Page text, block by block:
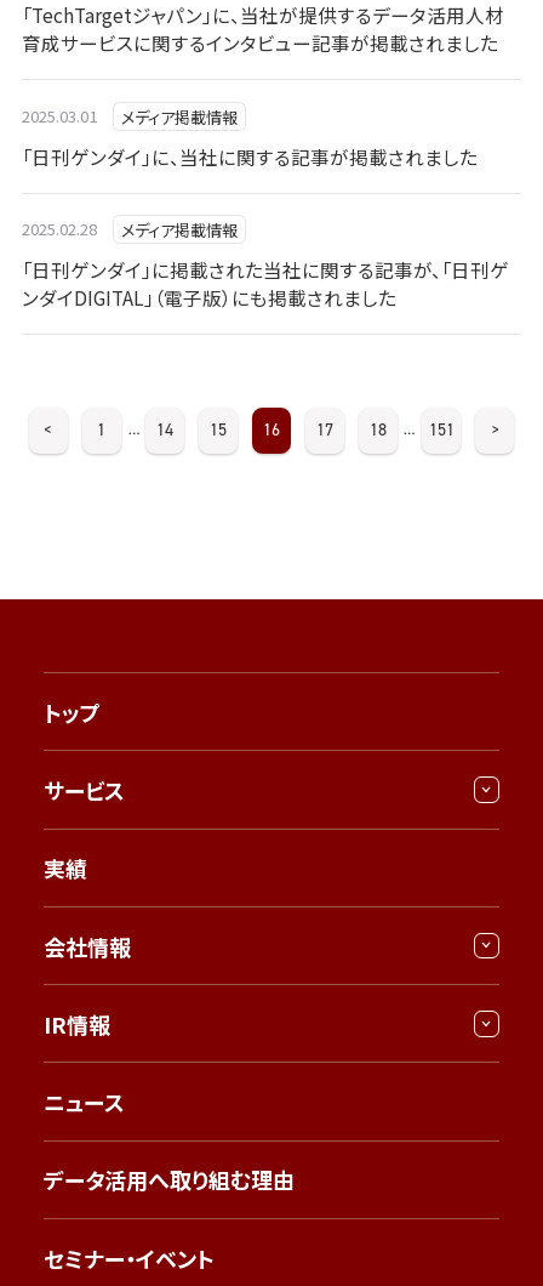
「TechTargetジャパン」に、当社が提供するデータ活用人材
育成サービスに関するインタビュー記事が掲載されました
2025.03.01 メディア掲載情報
「日刊ゲンダイ」に、当社に関する記事が掲載されました
2025.02.28 メディア掲載情報
「日刊ゲンダイ」に掲載された当社に関する記事が、「日刊ゲ
ンダイDIGITAL」（電子版）にも掲載されました
< 1 … 14 15 16 17 18 … 151 >
トップ
サービス
実績
会社情報
IR情報
ニュース
データ活用へ取り組む理由
セミナー・イベント